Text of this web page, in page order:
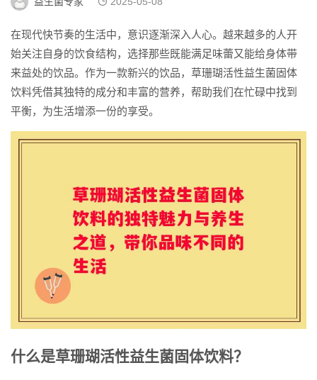
在现代快节奏的生活中，意识逐渐深入人心。越来越多的人开
始关注自身的饮食结构，选择那些既能满足味蕾又能给身体带
来益处的饮品。作为一款新兴的饮品，草珊瑚活性益生菌固体
饮料凭借其独特的成分和丰富的营养，帮助我们在忙碌中找到
平衡，为生活增添一份的享受。
什么是草珊瑚活性益生菌固体饮料？